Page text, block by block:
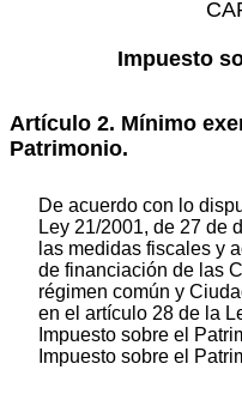
Impuesto
Artículo 2. Mínimo
Patrimonio.
De acuerdo con lo
Ley 21/2001, de 27 de
las medidas fiscales y
de financiación de las
régimen común y
en el artículo 28 de la
Impuesto sobre el
Impuesto sobre el